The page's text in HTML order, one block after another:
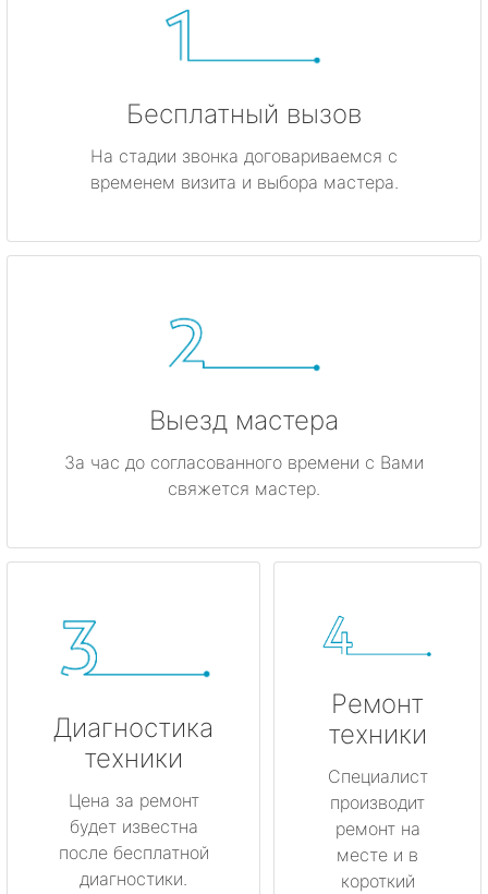
Бесплатный вызов
На стадии звонка договариваемся с
временем визита и выбора мастера.
Выезд мастера
За час до согласованного времени с Вами
свяжется мастер.
Диагностика
техники
Цена за ремонт
будет известна
после бесплатной
диагностики.
Ремонт
техники
Специалист
производит
ремонт на
месте и в
короткий